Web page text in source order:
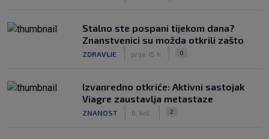
Stalno ste pospani tijekom dana?
Znanstvenici su možda otkrili zašto
ZDRAVLJE prije 15 h 0
Izvanredno otkriće: Aktivni sastojak
Viagre zaustavlja metastaze
ZNANOST 6. kol. 2